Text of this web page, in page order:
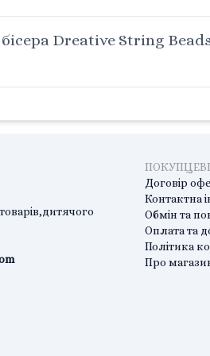
Dreative String
ПОКУПЦЕВІ
Договір
Контактна
Обмін та
Оплата та
Політика
Про